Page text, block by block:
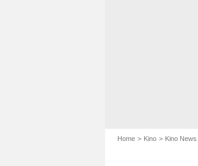
Home Kino Kino News